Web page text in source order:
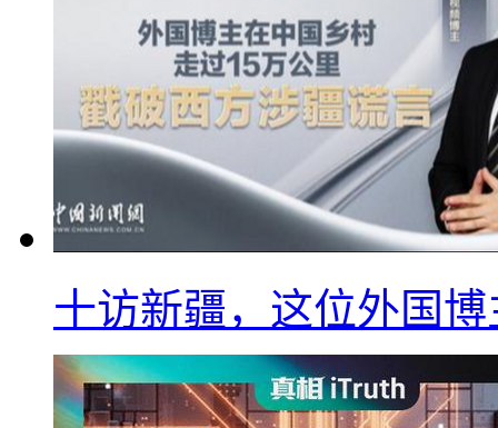
十访新疆，这位外国